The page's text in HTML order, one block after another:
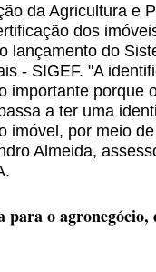
da Agricultura e
dos
lançamento do
- SIGEF. "A
importante porque
a ter uma
imóvel, por meio
Almeida,
o